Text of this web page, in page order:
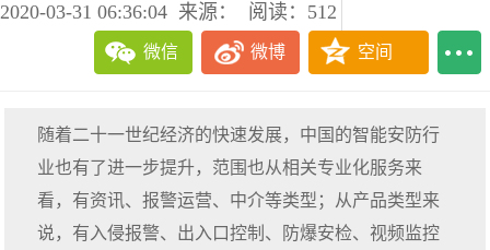
2020-03-31 06:36:04 来源： 阅读：512
微信 微博 空间
随着二十一世纪经济的快速发展，中国的智能安防行
业也有了进一步提升，范围也从相关专业化服务来
看，有资讯、报警运营、中介等类型；从产品类型来
说，有入侵报警、出入口控制、防爆安检、视频监控